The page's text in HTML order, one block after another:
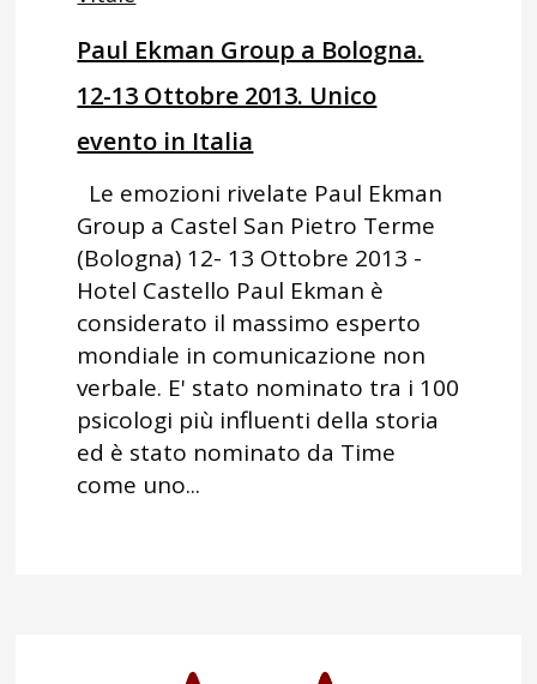
Paul Ekman Group a Bologna.
12-13 Ottobre 2013. Unico
evento in Italia
Le emozioni rivelate Paul Ekman
Group a Castel San Pietro Terme
(Bologna) 12- 13 Ottobre 2013 -
Hotel Castello Paul Ekman è
considerato il massimo esperto
mondiale in comunicazione non
verbale. E' stato nominato tra i 100
psicologi più influenti della storia
ed è stato nominato da Time
come uno...